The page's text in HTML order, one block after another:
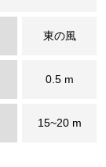
東の風
0.5 m
15~20 m